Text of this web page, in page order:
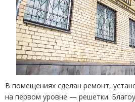
В помещениях сделан ремонт,
на первом уровне — решетки.